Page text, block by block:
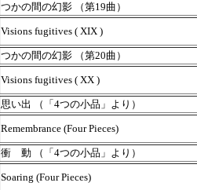
つかの間の幻影 （第19曲）
Visions fugitives ( XIX )
つかの間の幻影 （第20曲）
Visions fugitives ( XX )
思い出 （「4つの小品」より）
Remembrance (Four Pieces)
衝 動 （「4つの小品」より）
Soaring (Four Pieces)